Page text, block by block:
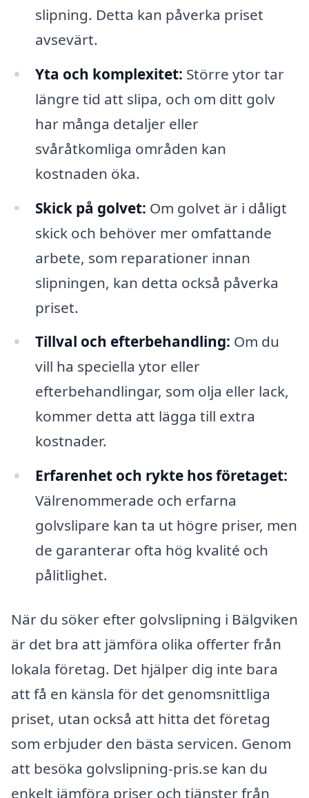
slipning. Detta kan påverka priset
avsevärt.
Yta och komplexitet: Större ytor tar
längre tid att slipa, och om ditt golv
har många detaljer eller
svåråtkomliga områden kan
kostnaden öka.
Skick på golvet: Om golvet är i dåligt
skick och behöver mer omfattande
arbete, som reparationer innan
slipningen, kan detta också påverka
priset.
Tillval och efterbehandling: Om du
vill ha speciella ytor eller
efterbehandlingar, som olja eller lack,
kommer detta att lägga till extra
kostnader.
Erfarenhet och rykte hos företaget:
Välrenommerade och erfarna
golvslipare kan ta ut högre priser, men
de garanterar ofta hög kvalité och
pålitlighet.
När du söker efter golvslipning i Bälgviken
är det bra att jämföra olika offerter från
lokala företag. Det hjälper dig inte bara
att få en känsla för det genomsnittliga
priset, utan också att hitta det företag
som erbjuder den bästa servicen. Genom
att besöka golvslipning-pris.se kan du
enkelt jämföra priser och tjänster från